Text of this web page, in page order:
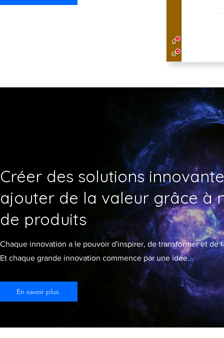
Créer des solutions
ajouter de la valeur grâce à
de produits
Chaque innovation a le pouvoir d'inspirer, de transformer et de
Et chaque grande innovation commence par une idée.
En savoir plus